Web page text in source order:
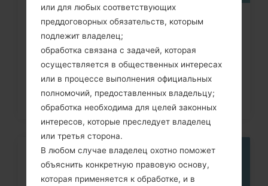
Как удалить все данные с
телефона через код на LG
Banter,...
или для любых соответствующих
преддоговорных обязательств, которым
подлежит владелец;
обработка связана с задачей, которая
осуществляется в общественных интересах
или в процессе выполнения официальных
полномочий, предоставленных владельцу;
обработка необходима для целей законных
интересов, которые преследует владелец
или третья сторона.
В любом случае владелец охотно поможет
объяснить конкретную правовую основу,
которая применяется к обработке, и в